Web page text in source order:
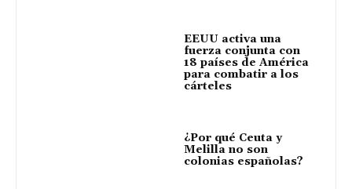
EEUU activa una
fuerza conjunta con
18 países de América
para combatir a los
cárteles
¿Por qué Ceuta y
Melilla no son
colonias españolas?